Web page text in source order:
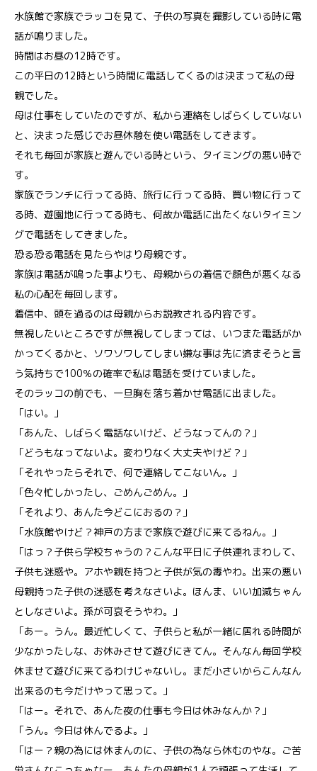
水族館で家族でラッコを見て、子供の写真を撮影している時に電
話が鳴りました。
時間はお昼の12時です。
この平日の12時という時間に電話してくるのは決まって私の母
親でした。
母は仕事をしていたのですが、私から連絡をしばらくしていない
と、決まった感じでお昼休憩を使い電話をしてきます。
それも毎回が家族と遊んでいる時という、タイミングの悪い時で
す。
家族でランチに行ってる時、旅行に行ってる時、買い物に行って
る時、遊園地に行ってる時も、何故か電話に出たくないタイミン
グで電話をしてきました。
恐る恐る電話を見たらやはり母親です。
家族は電話が鳴った事よりも、母親からの着信で顔色が悪くなる
私の心配を毎回します。
着信中、頭を過るのは母親からお説教される内容です。
無視したいところですが無視してしまっては、いつまた電話がか
かってくるかと、ソワソワしてしまい嫌な事は先に済まそうと言
う気持ちで100％の確率で私は電話を受けていました。
そのラッコの前でも、一旦胸を落ち着かせ電話に出ました。
「はい。」
「あんた、しばらく電話ないけど、どうなってんの？」
「どうもなってないよ。変わりなく大丈夫やけど？」
「それやったらそれで、何で連絡してこないん。」
「色々忙しかったし、ごめんごめん。」
「それより、あんた今どこにおるの？」
「水族館やけど？神戸の方まで家族で遊びに来てるねん。」
「はっ？子供ら学校ちゃうの？こんな平日に子供連れまわして、
子供も迷惑や。アホや親を持つと子供が気の毒やわ。出来の悪い
母親持った子供の迷惑を考えなさいよ。ほんま、いい加減ちゃん
としなさいよ。孫が可哀そうやわ。」
「あー。うん。最近忙しくて、子供らと私が一緒に居れる時間が
少なかったしな、お休みさせて遊びにきてん。そんなん毎回学校
休ませて遊びに来てるわけじゃないし。まだ小さいからこんなん
出来るのも今だけやって思って。」
「はー。それで、あんた夜の仕事も今日は休みなんか？」
「うん。今日は休んでるよ。」
「はー？親の為には休まんのに、子供の為なら休むのやな。ご苦